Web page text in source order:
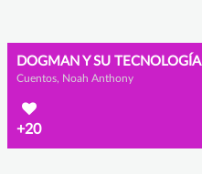
DOGMAN Y SU TECNOLOGÍA
Cuentos, Noah Anthony
+20